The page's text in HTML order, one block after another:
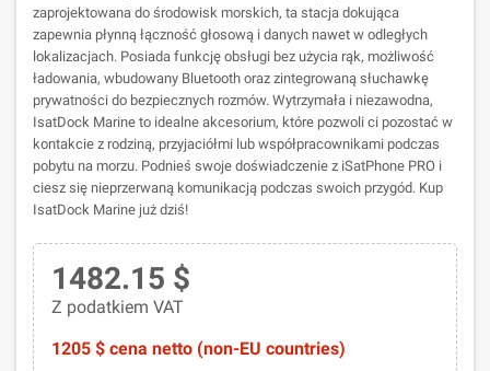
zaprojektowana do środowisk morskich, ta stacja dokująca
zapewnia płynną łączność głosową i danych nawet w odległych
lokalizacjach. Posiada funkcję obsługi bez użycia rąk, możliwość
ładowania, wbudowany Bluetooth oraz zintegrowaną słuchawkę
prywatności do bezpiecznych rozmów. Wytrzymała i niezawodna,
IsatDock Marine to idealne akcesorium, które pozwoli ci pozostać w
kontakcie z rodziną, przyjaciółmi lub współpracownikami podczas
pobytu na morzu. Podnieś swoje doświadczenie z iSatPhone PRO i
ciesz się nieprzerwaną komunikacją podczas swoich przygód. Kup
IsatDock Marine już dziś!
1482.15 $
Z podatkiem VAT
1205 $ cena netto (non-EU countries)